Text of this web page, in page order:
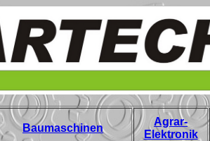
Baumaschinen
Agrar-
Elektronik